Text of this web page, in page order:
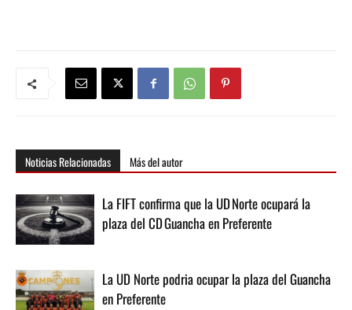
Noticias Relacionadas Más del autor
La FIFT confirma que la UD Norte ocupará la
plaza del CD Guancha en Preferente
La UD Norte podria ocupar la plaza del Guancha
en Preferente